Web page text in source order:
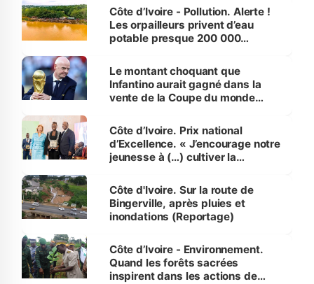
Côte d’Ivoire - Pollution. Alerte !
Les orpailleurs privent d’eau
potable presque 200 000
Le montant choquant que
Infantino aurait gagné dans la
vente de la Coupe du monde
Côte d’Ivoire. Prix national
d’Excellence. « J’encourage notre
jeunesse à (…) cultiver la
(Alassane Ouattara
Côte d'Ivoire. Sur la route de
Bingerville, après pluies et
inondations (Reportage)
Côte d’Ivoire - Environnement.
Quand les forêts sacrées
inspirent dans les actions de